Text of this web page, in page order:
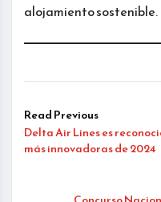
alojamiento sostenible.
Read Previous
Delta Air Lines es
más innovadoras de 2024